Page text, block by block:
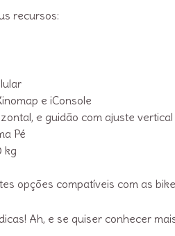
recursos:
e iConsole
e guidão com ajuste vertical
Pé
kg
opções compatíveis com as
Ah, e se quiser conhecer